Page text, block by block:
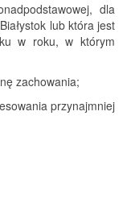
dla
lub która jest
w roku, w którym
zachowania;
przynajmniej